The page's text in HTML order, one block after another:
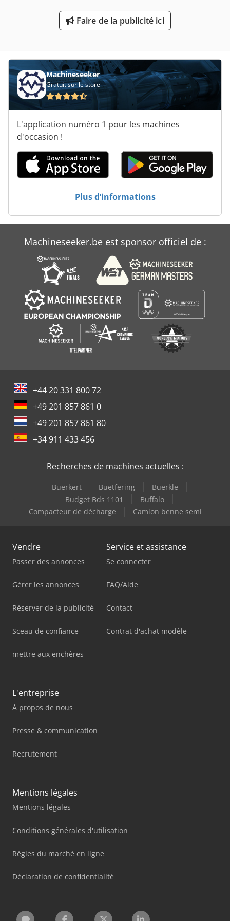
Équipement D’atelier
Équipement D’entrepôt
Faire de la publicité ici
Machineseeker
Gratuit sur le store
L'application numéro 1 pour les machines
d'occasion !
Plus d’informations
Machineseeker.be est sponsor officiel de :
+44 20 331 800 72
+49 201 857 861 0
+49 201 857 861 80
+34 911 433 456
Recherches de machines actuelles :
Buerkert Buetfering
Buerkle
Budget Bds 1101
Buffalo
Compacteur de décharge
Camion benne semi
Vendre
Passer des annonces
Gérer les annonces
Réserver de la publicité
Sceau de confiance
mettre aux enchères
Service et assistance
Se connecter
FAQ/Aide
Contact
Contrat d'achat modèle
L'entreprise
À propos de nous
Presse & communication
Recrutement
Mentions légales
Mentions légales
Conditions générales d'utilisation
Règles du marché en ligne
Déclaration de confidentialité